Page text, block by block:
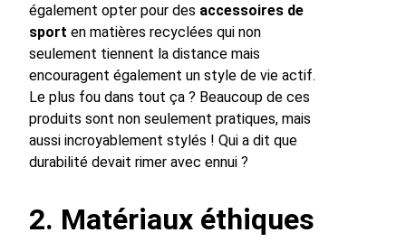
également opter pour des accessoires de
sport en matières recyclées qui non
seulement tiennent la distance mais
encouragent également un style de vie actif.
Le plus fou dans tout ça ? Beaucoup de ces
produits sont non seulement pratiques, mais
aussi incroyablement stylés ! Qui a dit que
durabilité devait rimer avec ennui ?
2. Matériaux éthiques